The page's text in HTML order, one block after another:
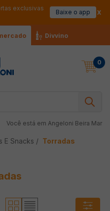
exclusivas
Baixe o app
Divvino
0
Você está em Angeloni Beira Mar
E Snacks Torradas